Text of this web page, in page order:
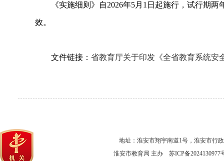
《实施细则》自2026年5月1日起施行，试行期两
效。
文件链接： 省教育厅关于印发《全省教育系统安
地址：淮安市翔宇南道1号，淮安市行
淮安市教育局 主办 苏ICP备2024130977